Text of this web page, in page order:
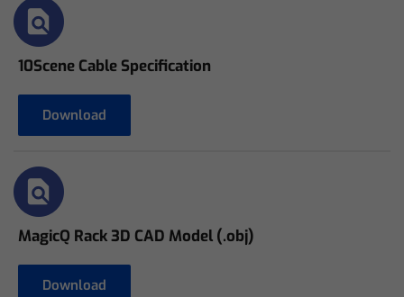
10Scene Cable Specification
Download
MagicQ Rack 3D CAD Model (.obj)
Download